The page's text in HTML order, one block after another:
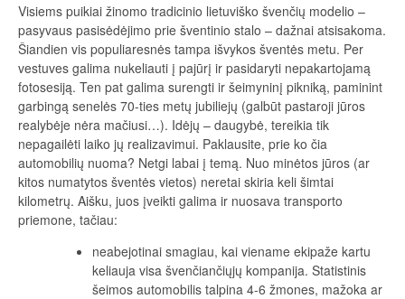
Visiems puikiai žinomo tradicinio lietuviško švenčių modelio –
pasyvaus pasisėdėjimo prie šventinio stalo – dažnai atsisakoma.
Šiandien vis populiaresnės tampa išvykos šventės metu. Per
vestuves galima nukeliauti į pajūrį ir pasidaryti nepakartojamą
fotosesiją. Ten pat galima surengti ir šeimyninį pikniką, paminint
garbingą senelės 70-ties metų jubiliejų (galbūt pastaroji jūros
realybėje nėra mačiusi…). Idėjų – daugybė, tereikia tik
nepagailėti laiko jų realizavimui. Paklausite, prie ko čia
automobilių nuoma? Netgi labai į temą. Nuo minėtos jūros (ar
kitos numatytos šventės vietos) neretai skiria keli šimtai
kilometrų. Aišku, juos įveikti galima ir nuosava transporto
priemone, tačiau:
neabejotinai smagiau, kai viename ekipaže kartu
keliauja visa švenčiančiųjų kompanija. Statistinis
šeimos automobilis talpina 4-6 žmones, mažoka ar